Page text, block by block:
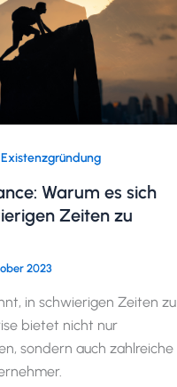
Existenzgründung
Warum es sich
Zeiten zu
2023
in schwierigen Zeiten zu
bietet nicht nur
sondern auch zahlreiche